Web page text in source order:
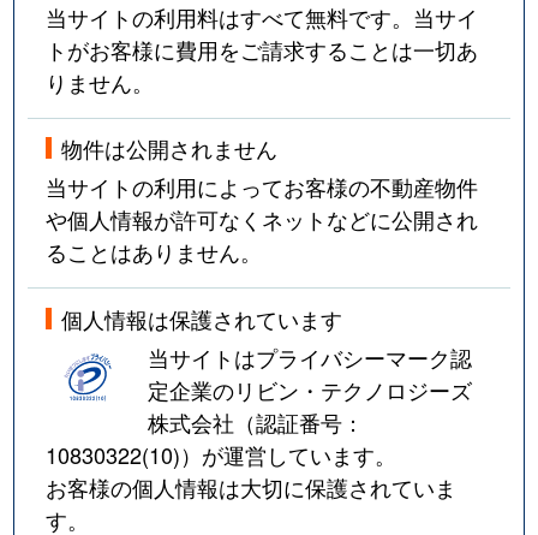
当サイトの利用料はすべて無料です。当サイ
トがお客様に費用をご請求することは一切あ
りません。
物件は公開されません
当サイトの利用によってお客様の不動産物件
や個人情報が許可なくネットなどに公開され
ることはありません。
個人情報は保護されています
当サイトはプライバシーマーク認
定企業のリビン・テクノロジーズ
株式会社（認証番号：
10830322(10)）が運営しています。
お客様の個人情報は大切に保護されていま
す。